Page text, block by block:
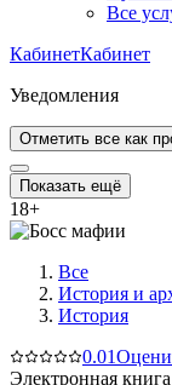
Все
КабинетКабинет
Уведомления
Отметить все как
Показать ещё
18+
Все
История и
История
0.01
Электронная книга